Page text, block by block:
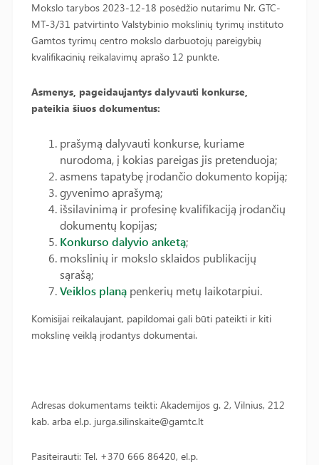
Mokslo tarybos 2023-12-18 posėdžio nutarimu Nr. GTC-
MT-3/31 patvirtinto Valstybinio mokslinių tyrimų instituto
Gamtos tyrimų centro mokslo darbuotojų pareigybių
kvalifikacinių reikalavimų aprašo 12 punkte.
Asmenys, pageidaujantys dalyvauti konkurse,
pateikia šiuos dokumentus:
prašymą dalyvauti konkurse, kuriame
nurodoma, į kokias pareigas jis pretenduoja;
asmens tapatybę įrodančio dokumento kopiją;
gyvenimo aprašymą;
išsilavinimą ir profesinę kvalifikaciją įrodančių
dokumentų kopijas;
Konkurso dalyvio anketą;
mokslinių ir mokslo sklaidos publikacijų
sąrašą;
Veiklos planą penkerių metų laikotarpiui.
Komisijai reikalaujant, papildomai gali būti pateikti ir kiti
mokslinę veiklą įrodantys dokumentai.
Adresas dokumentams teikti: Akademijos g. 2, Vilnius, 212
kab. arba el.p. jurga.silinskaite@gamtc.lt
Pasiteirauti: Tel. +370 666 86420, el.p.